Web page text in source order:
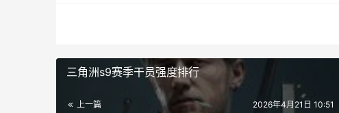
三角洲s9赛季干员强度排行
上一篇 2026年4月21日 10:51